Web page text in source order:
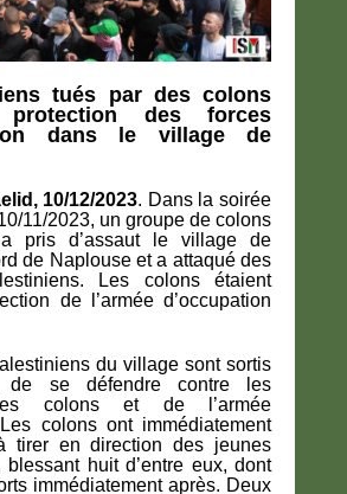
tués par des colons
des forces
dans le village de
10/12/2023. Dans la soirée
11/2023, un groupe de colons
a pris d’assaut le village de
de Naplouse et a attaqué des
Les colons étaient
de l’armée d’occupation
du village sont sortis
de se défendre contre les
colons et de l’armée
colons ont immédiatement
tirer en direction des jeunes
blessant huit d’entre eux, dont
immédiatement après. Deux